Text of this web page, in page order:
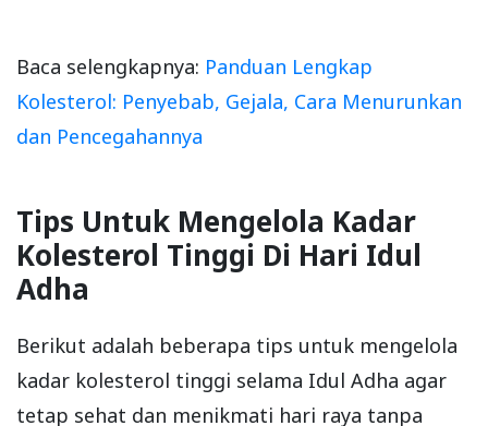
Baca selengkapnya: Panduan Lengkap
Kolesterol: Penyebab, Gejala, Cara Menurunkan
dan Pencegahannya
Tips Untuk Mengelola Kadar
Kolesterol Tinggi Di Hari Idul
Adha
Berikut adalah beberapa tips untuk mengelola
kadar kolesterol tinggi selama Idul Adha agar
tetap sehat dan menikmati hari raya tanpa